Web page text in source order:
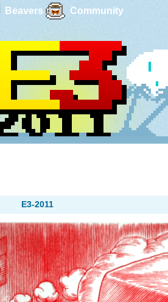
Beavers Community
E3-2011